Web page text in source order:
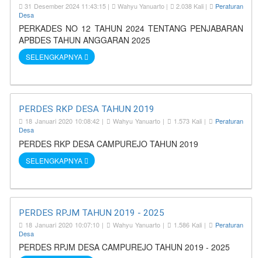
31 Desember 2024 11:43:15 | Wahyu Yanuarto | 2.038 Kali |
Peraturan
Desa
PERKADES NO 12 TAHUN 2024 TENTANG PENJABARAN
APBDES TAHUN ANGGARAN 2025
SELENGKAPNYA
PERDES RKP DESA TAHUN 2019
18 Januari 2020 10:08:42 | Wahyu Yanuarto | 1.573 Kali |
Peraturan
Desa
PERDES RKP DESA CAMPUREJO TAHUN 2019
SELENGKAPNYA
PERDES RPJM TAHUN 2019 - 2025
18 Januari 2020 10:07:10 | Wahyu Yanuarto | 1.586 Kali |
Peraturan
Desa
PERDES RPJM DESA CAMPUREJO TAHUN 2019 - 2025